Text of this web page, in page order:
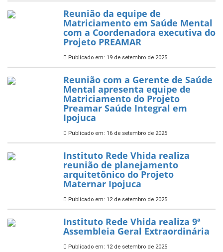
Reunião da equipe de
Matriciamento em Saúde Mental
com a Coordenadora executiva do
Projeto PREAMAR
Publicado em: 19 de setembro de 2025
Reunião com a Gerente de Saúde
Mental apresenta equipe de
Matriciamento do Projeto
Preamar Saúde Integral em
Ipojuca
Publicado em: 16 de setembro de 2025
Instituto Rede Vhida realiza
reunião de planejamento
arquitetônico do Projeto
Maternar Ipojuca
Publicado em: 12 de setembro de 2025
Instituto Rede Vhida realiza 9ª
Assembleia Geral Extraordinária
Publicado em: 12 de setembro de 2025